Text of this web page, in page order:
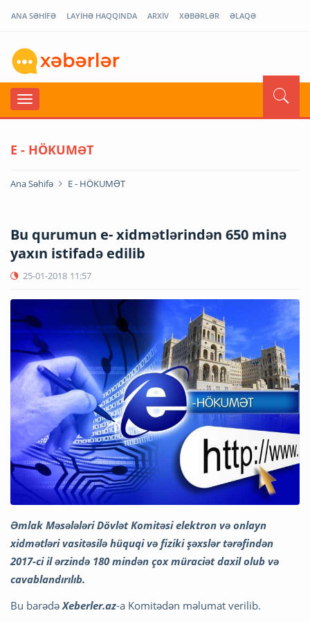
ANA SƏHİFƏ LAYİHƏ HAQQINDA ARXİV XƏBƏRLƏR ƏLAQƏ
E - HÖKUMƏT
Ana Səhifə E - HÖKUMƏT
Bu qurumun e- xidmətlərindən 650 minə
yaxın istifadə edilib
25-01-2018 11:57
Əmlak Məsələləri Dövlət Komitəsi elektron və onlayn
xidmətləri vasitəsilə hüquqi və fiziki şəxslər tərəfindən
2017-ci il ərzində 180 mindən çox müraciət daxil olub və
cavablandırılıb.
Bu barədə Xeberler.az-a Komitədən məlumat verilib.